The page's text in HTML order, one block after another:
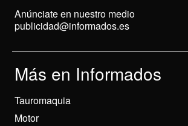
Anúnciate en nuestro medio
publicidad@informados.es
Más en Informados
Tauromaquia
Motor